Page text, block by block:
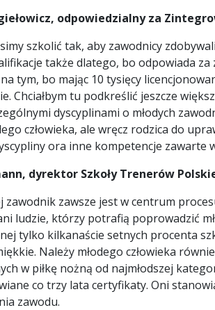
odpowiedzialny za
szkolić tak, aby zawodnicy
także dlatego, bo odpowiada
na tym, bo mając 10 tysięcy
Chciałbym tu podkreślić jeszcze
dyscyplinami o młodych
człowieka, ale wręcz rodzica do
ora inne kompetencje zawarte
dyrektor Szkoły Trenerów
zawodnik zawsze jest w centrum
ludzie, którzy potrafią poprowadzić
tylko kilkanaście setnych procenta
Należy młodego człowieka
w piłkę nożną od najmłodszej
co trzy lata certyfikaty. Oni
zawodu.